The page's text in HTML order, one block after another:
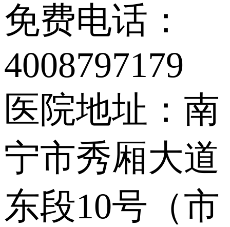
免费电话：
4008797179
医院地址：南
宁市秀厢大道
东段10号（市